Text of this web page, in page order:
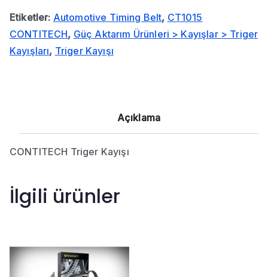
Etiketler: Automotive Timing Belt, CT1015
CONTITECH, Güç Aktarım Ürünleri > Kayışlar > Triger
Kayışları, Triger Kayışı
Açıklama
CONTITECH Triger Kayışı
İlgili ürünler